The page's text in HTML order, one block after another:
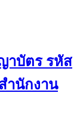
าบัตร รหัส
ำนักงาน